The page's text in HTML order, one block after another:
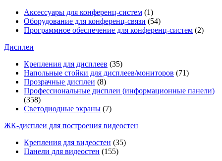
Аксессуары для конференц-систем (1)
Оборудование для конференц-связи (54)
Программное обеспечение для конференц-систем (2)
Дисплеи
Крепления для дисплеев (35)
Напольные стойки для дисплеев/мониторов (71)
Прозрачные дисплеи (8)
Профессиональные дисплеи (информационные панели)
(358)
Светодиодные экраны (7)
ЖК-дисплеи для построения видеостен
Крепления для видеостен (35)
Панели для видеостен (155)